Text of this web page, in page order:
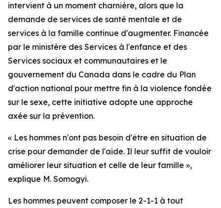
intervient à un moment charnière, alors que la
demande de services de santé mentale et de
services à la famille continue d'augmenter. Financée
par le ministère des Services à l'enfance et des
Services sociaux et communautaires et le
gouvernement du Canada dans le cadre du Plan
d'action national pour mettre fin à la violence fondée
sur le sexe, cette initiative adopte une approche
axée sur la prévention.
« Les hommes n'ont pas besoin d'être en situation de
crise pour demander de l'aide. Il leur suffit de vouloir
améliorer leur situation et celle de leur famille »,
explique M. Somogyi.
Les hommes peuvent composer le 2-1-1 à tout